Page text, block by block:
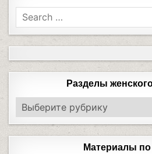
Разделы
Материалы по